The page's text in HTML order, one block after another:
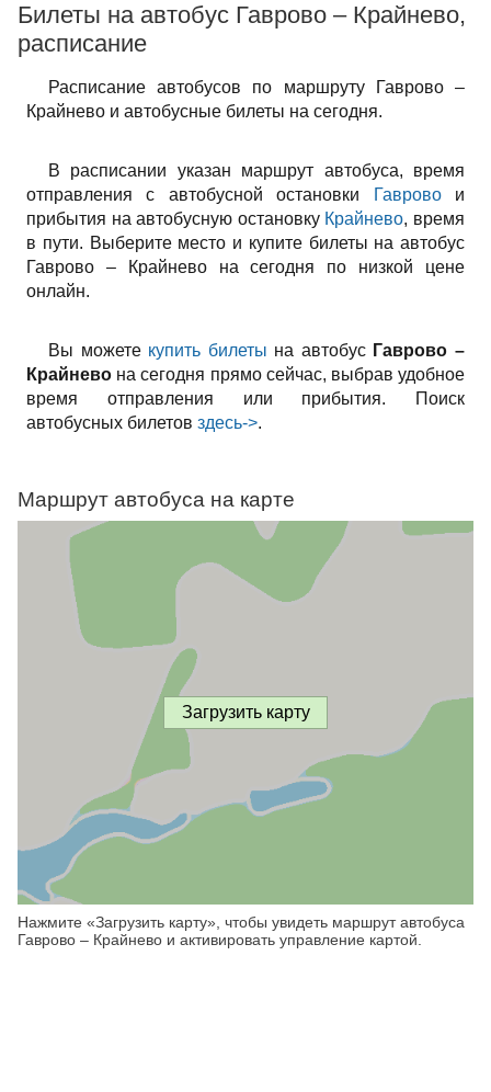
Билеты на автобус Гаврово – Крайнево,
расписание
Расписание автобусов по маршруту Гаврово –
Крайнево и автобусные билеты на сегодня.
В расписании указан маршрут автобуса, время
отправления с автобусной остановки
Гавровои
прибытия на автобусную остановку Крайнево, время
в пути. Выберите место и купите билеты на автобус
Гаврово – Крайнево на сегодня по низкой цене
онлайн.
Вы можете купить билеты на автобус Гаврово –
Крайнево на сегодня прямо сейчас, выбрав удобное
время отправления или прибытия. Поиск
автобусных билетов здесь->.
Маршрут автобуса на карте
Загрузить карту
Нажмите «Загрузить карту», чтобы увидеть маршрут автобуса
Гаврово – Крайнево и активировать управление картой.